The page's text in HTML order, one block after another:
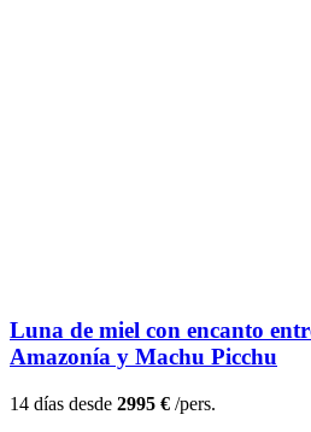
Luna de miel con encanto
Amazonía y Machu Picchu
14 días desde 2995 € /pers.